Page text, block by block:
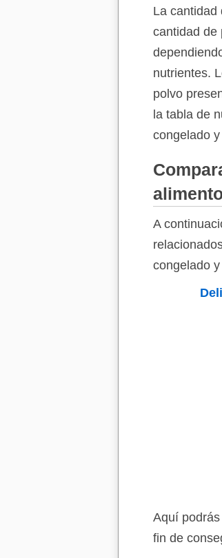
La cantidad
cantidad de
nutrientes.
polvo
la tabla de
congelado
A
congelado
Aquí
fin de